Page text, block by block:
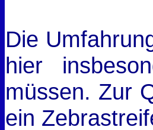
Die
hier
müssen. Zur
ein